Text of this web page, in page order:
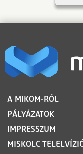
LÁBLÉC
A MIKOM-RÓL
PÁLYÁZATOK
IMPRESSZUM
MISKOLC